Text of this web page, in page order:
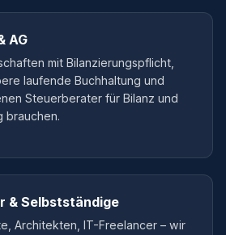
AG
mit Bilanzierungspflicht,
laufende Buchhaltung und
Steuerberater für Bilanz und
brauchen.
& Selbstständige
Architekten, IT-Freelancer – wir